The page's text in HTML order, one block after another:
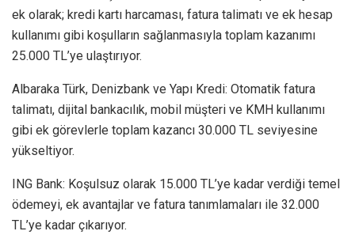
ek olarak; kredi kartı harcaması, fatura talimatı ve ek hesap
kullanımı gibi koşulların sağlanmasıyla toplam kazanımı
25.000 TL’ye ulaştırıyor.
Albaraka Türk, Denizbank ve Yapı Kredi: Otomatik fatura
talimatı, dijital bankacılık, mobil müşteri ve KMH kullanımı
gibi ek görevlerle toplam kazancı 30.000 TL seviyesine
yükseltiyor.
ING Bank: Koşulsuz olarak 15.000 TL’ye kadar verdiği temel
ödemeyi, ek avantajlar ve fatura tanımlamaları ile 32.000
TL’ye kadar çıkarıyor.